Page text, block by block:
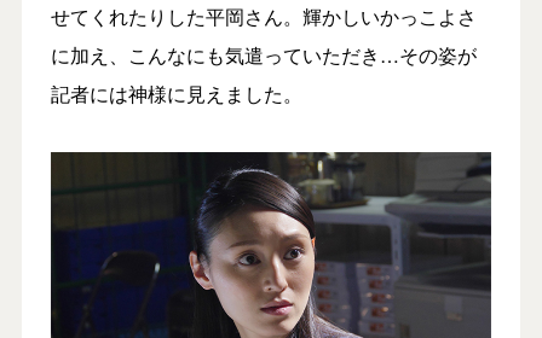
せてくれたりした平岡さん。輝かしいかっこよさ
に加え、こんなにも気遣っていただき…その姿が
記者には神様に見えました。